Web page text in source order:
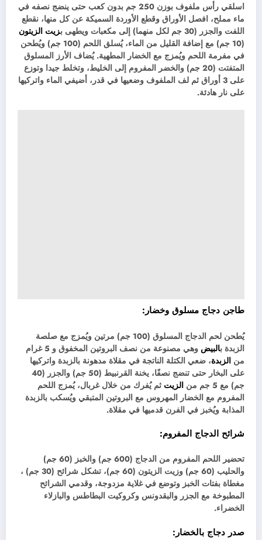
اسلقي رأس ملفوف بوزن 250 جم بدون كعب حتى ينضج نصفه في
ماء مملح، افصل الأوراق وقطع الأوردة السميكة عن كل منها، نقطع
اللفت والجزر (30 جم لكل منهما) إلى مكعبات ويطهى ب
زيت الزيتون
(10 جم) مع إضافة القليل من الماء، يُسلق اللحم (100 جم) ويُطحن
في مفرمة اللحم ويُمزج مع الخضار المطهية. يُضاف الأرز المسلوق
المتفتت (20 جم) والخضر المفروم إلى الخليط، وتخلط جيدا وتوزع
على 3 أوراق ثم لف الملفوف وضعيها في قدر، أضيفي الماء واتركيها
على نار هادئة.
طاجن دجاج مسلوق وخضار:
يُطحن لحم الدجاج المسلوق (100 جم) مرتين ويُمزج مع صلصة
الزبدة بالبيض
وهي مصنوعة من نصف البروتين المخفوق و 5 غرام
من الزبدة، ضعي الكتلة الناتجة في مقلاة مدهونة بالزبدة واتركيها
على البخار حتى تنضج نصفًا، يخنة القرنبيط (50 جم) والجزر (40
جم) مع 5 جم من
الزيت ثم يُفرك من خلال غربال، يُمزج اللحم
المفروم مع الخضار المهروس مع البروتين المتبقي ويُسكب بالزبدة
المذابة ويُخبز في الفرن قدميها في مقلاة.
شرائح الدجاج المفروم:
تحضير اللحم المفروم من الدجاج (600 جم) والخبز (60 جم)
والحليب (60 جم) وزيت الزيتون (60 جم)، تشكل شرائح (30 جم) ،
مغطاة بفتات الخبز وتوضع في غلاية مزدوجة، وقدمي الشرائح
المطبوخة مع الجزر والبقدونس وكروكيت البطاطس والبازلاء
الخضراء.
صدر دجاج بالخضار: